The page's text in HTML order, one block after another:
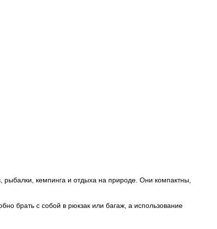
рыбалки, кемпинга и отдыха на природе. Они компактны,
брать с собой в рюкзак или багаж, а использование